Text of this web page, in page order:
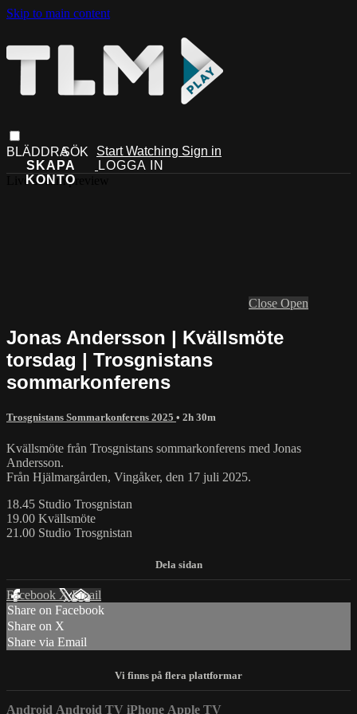
Skip to main content
Start Watching Sign in
Live stream preview
Close Open
Jonas Andersson | Kvällsmöte
torsdag | Trosgnistans
sommarkonferens
Trosgnistans Sommarkonferens 2025 • 2h 30m
Kvällsmöte från Trosgnistans sommarkonferens med Jonas
Andersson.
Från Hjälmargården, Vingåker, den 17 juli 2025.
18.45 Studio Trosgnistan
19.00 Kvällsmöte
21.00 Studio Trosgnistan
Facebook XEmail
Share on Facebook
Share on X
Share via Email
Android Android TV iPhone Apple TV